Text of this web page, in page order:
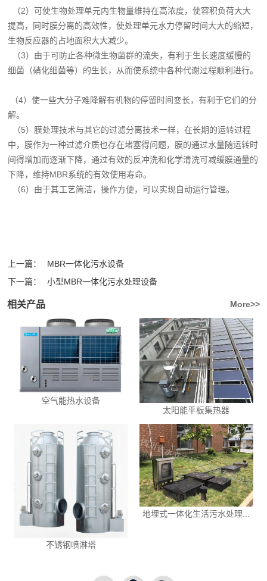
（2）可使生物处理单元内生物量维持在高浓度，使容积负荷大大
提高，同时膜分离的高效性，使处理单元水力停留时间大大的缩短，
生物反应器的占地面积大大减少。
（3）由于可防止各种微生物菌群的流失，有利于生长速度缓慢的
细菌（硝化细菌等）的生长，从而使系统中各种代谢过程顺利进行。
（4）使一些大分子难降解有机物的停留时间变长，有利于它们的分
解。
（5）膜处理技术与其它的过滤分离技术一样，在长期的运转过程
中，膜作为一种过滤介质也存在堵塞得问题，膜的通过水量随运转时
间得增加而逐渐下降，通过有效的反冲洗和化学清洗可减缓膜通量的
下降，维持MBR系统的有效使用寿命。
（6）由于其工艺简洁，操作方便，可以实现自动运行管理。
上一篇：
MBR一体化污水设备
下一篇：
小型MBR一体化污水处理设备
相关产品 More>>
空气能热水设备
太阳能平板集热器
不锈钢喷淋塔
地埋式一体化生活污水处理...